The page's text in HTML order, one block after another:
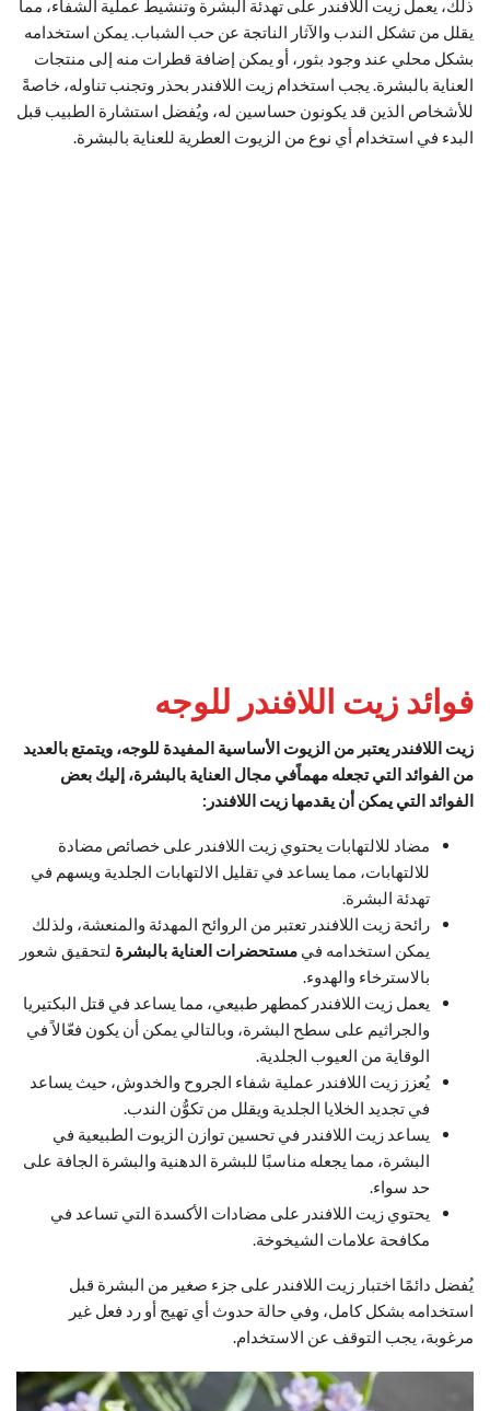
ذلك، يعمل زيت اللافندر على تهدئة البشرة وتنشيط عملية الشفاء، مما
يقلل من تشكل الندب والآثار الناتجة عن حب الشباب. يمكن استخدامه
بشكل محلي عند وجود بثور، أو يمكن إضافة قطرات منه إلى منتجات
العناية بالبشرة. يجب استخدام زيت اللافندر بحذر وتجنب تناوله، خاصةً
للأشخاص الذين قد يكونون حساسين له، ويُفضل استشارة الطبيب قبل
البدء في استخدام أي نوع من الزيوت العطرية للعناية بالبشرة.
فوائد زيت اللافندر للوجه
زيت اللافندر يعتبر من الزيوت الأساسية المفيدة للوجه، ويتمتع بالعديد
من الفوائد التي تجعله مهماًفي مجال العناية بالبشرة، إليك بعض
الفوائد التي يمكن أن يقدمها زيت اللافندر:
مضاد للالتهابات يحتوي زيت اللافندر على خصائص مضادة
للالتهابات، مما يساعد في تقليل الالتهابات الجلدية ويسهم في
تهدئة البشرة.
رائحة زيت اللافندر تعتبر من الروائح المهدئة والمنعشة، ولذلك
يمكن استخدامه في مستحضرات العناية بالبشرة لتحقيق شعور
بالاسترخاء والهدوء.
يعمل زيت اللافندر كمطهر طبيعي، مما يساعد في قتل البكتيريا
والجراثيم على سطح البشرة، وبالتالي يمكن أن يكون فعّالاً في
الوقاية من العيوب الجلدية.
يُعزز زيت اللافندر عملية شفاء الجروح والخدوش، حيث يساعد
في تجديد الخلايا الجلدية ويقلل من تكوُّن الندب.
يساعد زيت اللافندر في تحسين توازن الزيوت الطبيعية في
البشرة، مما يجعله مناسبًا للبشرة الدهنية والبشرة الجافة على
حد سواء.
يحتوي زيت اللافندر على مضادات الأكسدة التي تساعد في
مكافحة علامات الشيخوخة.
يُفضل دائمًا اختبار زيت اللافندر على جزء صغير من البشرة قبل
استخدامه بشكل كامل، وفي حالة حدوث أي تهيج أو رد فعل غير
مرغوبة، يجب التوقف عن الاستخدام.